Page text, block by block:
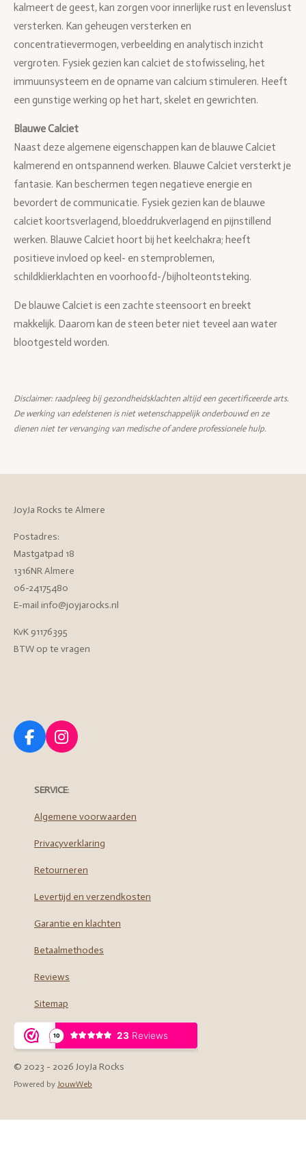
kalmeert de geest, kan zorgen voor innerlijke rust en levenslust
versterken. Kan geheugen versterken en
concentratievermogen, verbeelding en analytisch inzicht
vergroten. Fysiek gezien kan calciet de stofwisseling, het
immuunsysteem en de opname van calcium stimuleren. Heeft
een gunstige werking op het hart, skelet en gewrichten.
Blauwe Calciet
Naast deze algemene eigenschappen kan de blauwe Calciet
kalmerend en ontspannend werken. Blauwe Calciet versterkt je
fantasie. Kan beschermen tegen negatieve energie en
bevordert de communicatie. Fysiek gezien kan de blauwe
calciet koortsverlagend, bloeddrukverlagend en pijnstillend
werken. Blauwe Calciet hoort bij het keelchakra; heeft
positieve invloed op keel- en stemproblemen,
schildklierklachten en voorhoofd-/bijholteontsteking.
De blauwe Calciet is een zachte steensoort en breekt
makkelijk. Daarom kan de steen beter niet teveel aan water
blootgesteld worden.
Disclaimer: raadpleeg bij gezondheidsklachten altijd een gecertificeerde arts.
De werking van edelstenen is niet wetenschappelijk onderbouwd en ze
dienen niet ter vervanging van medische of andere professionele hulp.
JoyJa Rocks te Almere
Postadres:
Mastgatpad 18
1316NR Almere
06-24175480
E-mail info@joyjarocks.nl
KvK 91176395
BTW op te vragen
F
a
e
o
k
I
n
t
g
a
SERVICE:
Algemene voorwaarden
Privacyverklaring
Retourneren
Levertijd en verzendkosten
Garantie en klachten
Betaalmethodes
Reviews
Sitemap
© 2023 - 2026 JoyJa Rocks
Powered by JouwWeb